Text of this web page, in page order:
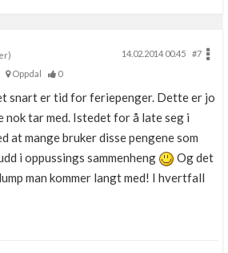
14.02.2014 00.45
#7
Oppdal 0
snart er tid for feriepenger. Dette er jo
nok tar med. Istedet for å late seg i
at mange bruker disse pengene som
i oppussings sammenheng
Og det
man kommer langt med! I hvertfall